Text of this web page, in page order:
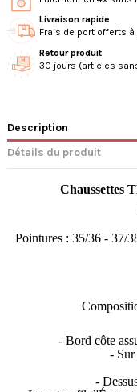
Livraison rapide
Frais de port offerts
Retour produit
30 jours (articles
Description
Détails du produit
Chaussettes
Pointures : 35/36 - 37/
- Bord côte
- Sur
-